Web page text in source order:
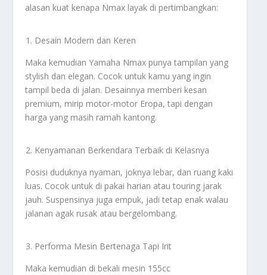
alasan kuat kenapa Nmax layak di pertimbangkan:
Desain Modern dan Keren
Maka kemudian Yamaha Nmax punya tampilan yang
stylish dan elegan. Cocok untuk kamu yang ingin
tampil beda di jalan. Desainnya memberi kesan
premium, mirip motor-motor Eropa, tapi dengan
harga yang masih ramah kantong.
Kenyamanan Berkendara Terbaik di Kelasnya
Posisi duduknya nyaman, joknya lebar, dan ruang kaki
luas. Cocok untuk di pakai harian atau touring jarak
jauh. Suspensinya juga empuk, jadi tetap enak walau
jalanan agak rusak atau bergelombang.
Performa Mesin Bertenaga Tapi Irit
Maka kemudian di bekali mesin 155cc